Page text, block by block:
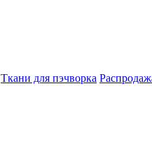
Ткани для пэчворка